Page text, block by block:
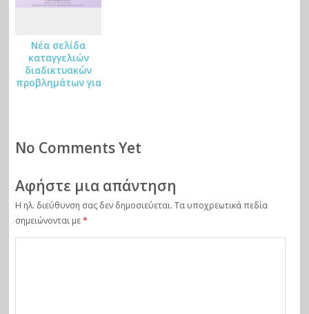
Νέα σελίδα
καταγγελιών
διαδικτυακών
προβλημάτων για
No Comments Yet
Αφήστε μια απάντηση
Η ηλ. διεύθυνση σας δεν δημοσιεύεται. Τα υποχρεωτικά πεδία
σημειώνονται με*